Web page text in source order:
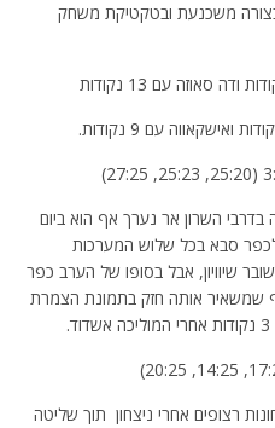
משכנעת ובטקטיקת משחק
השרון אר נערך אף הוא ביום
סבא בכל שלוש המערכות
שיוויון, אבל בסופו של הערב כפר
שמשאיר אותה חזק בתמונת הצמרת
רצופים אחרי ניצחון תוך שליטה